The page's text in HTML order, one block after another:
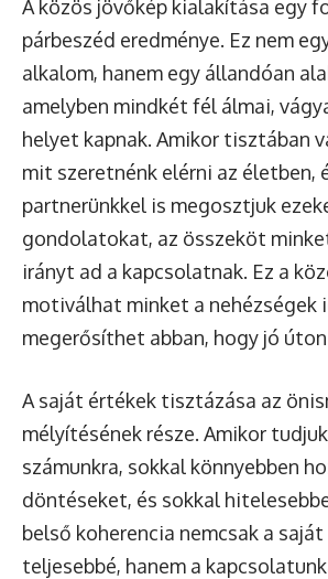
A közös jövőkép kialakítása egy
párbeszéd eredménye. Ez nem
alkalom, hanem egy állandóan
amelyben mindkét fél álmai,
helyet kapnak. Amikor tisztában
mit szeretnénk elérni az életben,
partnerünkkel is megosztjuk
gondolatokat, az összeköt
irányt ad a kapcsolatnak. Ez a
motiválhat minket a nehézségek
megerősíthet abban, hogy jó úton
A saját értékek tisztázása az
mélyítésének része. Amikor
számunkra, sokkal könnyebben
döntéseket, és sokkal
belső koherencia nemcsak a
teljesebbé, hanem a